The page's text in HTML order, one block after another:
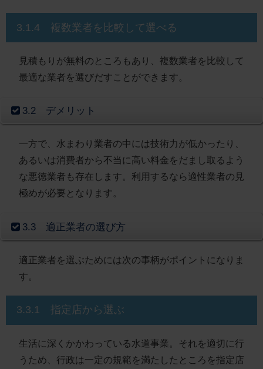
3.1.4 複数業者を比較して選べる
見積もりが無料のところもあり、複数業者を比較して
最適な業者を選びだすことができます。
3.2 デメリット
一方で、水まわり業者の中には技術力が低かったり、
あるいは消費者から不当に高い料金をだまし取るよう
な悪徳業者も存在します。利用するなら適性業者の見
極めが必要となります。
3.3 適正業者の選び方
適正業者を選ぶためには次の事柄がポイントになりま
す。
3.3.1 指定店から選ぶ
生活に深くかかわっている水道事業。それを適切に行
うため、行政は一定の規範を満たしたところを指定店